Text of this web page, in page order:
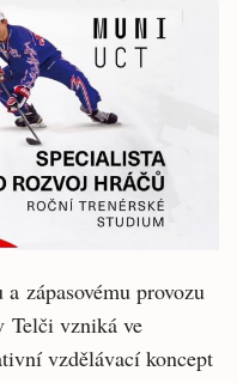
zápasovému provozu
Telči vzniká ve
vzdělávací koncept